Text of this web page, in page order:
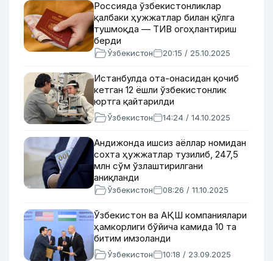
Россияда ўзбекистонликлар
қалбаки ҳужжатлар билан қўлга
тушмоқда — ТИВ огоҳлантириш
берди
Ўзбекистон 20:15 / 25.10.2025
Истанбулда ота-онасидан қочиб
кетган 12 ёшли ўзбекистонлик
юртга қайтарилди
Ўзбекистон 14:24 / 14.10.2025
Андижонда ишсиз аёллар номидан
сохта ҳужжатлар тузилиб, 247,5
млн сўм ўзлаштирилгани
аниқланди
Ўзбекистон 08:26 / 11.10.2025
Ўзбекистон ва АҚШ компаниялари
ҳамкорлиги бўйича камида 10 та
битим имзоланди
Ўзбекистон 10:18 / 23.09.2025